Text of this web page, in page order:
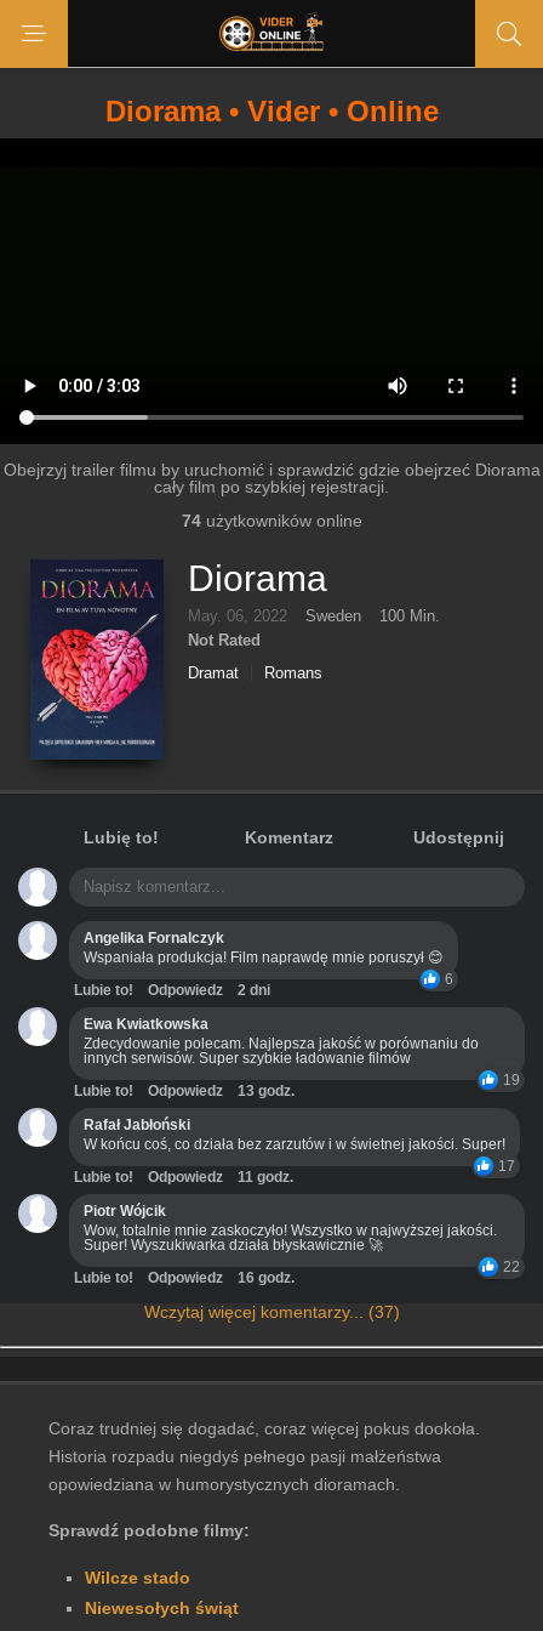
Diorama • Vider • Online
Obejrzyj trailer filmu by uruchomić i sprawdzić gdzie obejrzeć Diorama
cały film po szybkiej rejestracji.
74użytkowników online
Diorama
May. 06, 2022 Sweden
100 Min.
Not Rated
Dramat
Romans
Lubię to! Komentarz Udostępnij
Angelika Fornalczyk
Wspaniała produkcja! Film naprawdę mnie poruszył 😊
6
Lubie to! Odpowiedz
2 dni
Ewa Kwiatkowska
Zdecydowanie polecam. Najlepsza jakość w porównaniu do
innych serwisów. Super szybkie ładowanie filmów
19
Lubie to! Odpowiedz
13 godz.
Rafał Jabłoński
W końcu coś, co działa bez zarzutów i w świetnej jakości. Super!
17
Lubie to! Odpowiedz
11 godz.
Piotr Wójcik
Wow, totalnie mnie zaskoczyło! Wszystko w najwyższej jakości.
Super! Wyszukiwarka działa błyskawicznie 🚀
22
Lubie to! Odpowiedz 16 godz.
Wczytaj więcej komentarzy... (37)
Coraz trudniej się dogadać, coraz więcej pokus dookoła.
Historia rozpadu niegdyś pełnego pasji małżeństwa
opowiedziana w humorystycznych dioramach.
Sprawdź podobne filmy:
Wilcze stado
Niewesołych świąt